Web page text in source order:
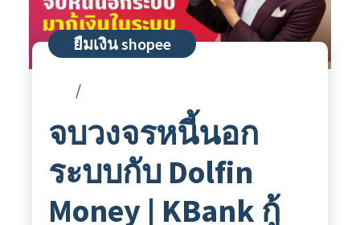
ยืมเงิน shopee
จบวงจรหนี้นอก
ระบบกับ Dolfin
Money | KBank กู้